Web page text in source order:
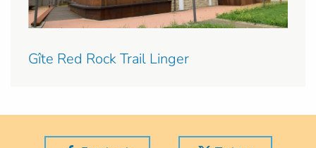
Gîte Red Rock Trail Linger